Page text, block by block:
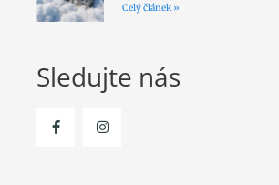
Celý článek »
Sledujte nás